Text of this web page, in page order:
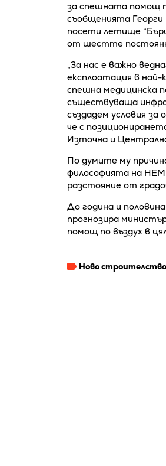
за спешната помощ
съобщенията
посети летище
от шестте
„За нас е важно
експлоатация в
спешна медицинска
съществуваща
създадем условия за
че с
Източна и
По думите му
философията на
разстояние от
До година и
прогнозира
помощ по въздух в
Ново строителство